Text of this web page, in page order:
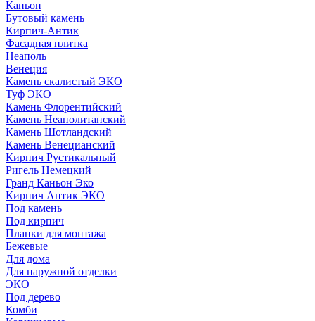
Каньон
Бутовый камень
Кирпич-Антик
Фасадная плитка
Неаполь
Венеция
Камень скалистый ЭКО
Туф ЭКО
Камень Флорентийский
Камень Неаполитанский
Камень Шотландский
Камень Венецианский
Кирпич Рустикальный
Ригель Немецкий
Гранд Каньон Эко
Кирпич Антик ЭКО
Под камень
Под кирпич
Планки для монтажа
Бежевые
Для дома
Для наружной отделки
ЭКO
Под дерево
Комби